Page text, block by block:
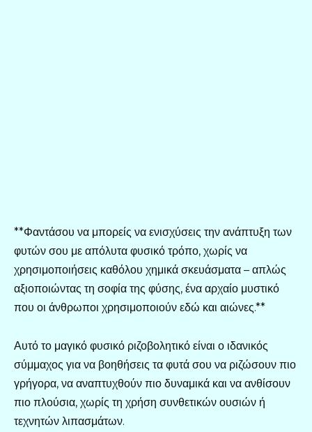
**Φαντάσου να μπορείς να ενισχύσεις την ανάπτυξη των
φυτών σου με απόλυτα φυσικό τρόπο, χωρίς να
χρησιμοποιήσεις καθόλου χημικά σκευάσματα – απλώς
αξιοποιώντας τη σοφία της φύσης, ένα αρχαίο μυστικό
που οι άνθρωποι χρησιμοποιούν εδώ και αιώνες.**
Αυτό το μαγικό φυσικό ριζοβολητικό είναι ο ιδανικός
σύμμαχος για να βοηθήσεις τα φυτά σου να ριζώσουν πιο
γρήγορα, να αναπτυχθούν πιο δυναμικά και να ανθίσουν
πιο πλούσια, χωρίς τη χρήση συνθετικών ουσιών ή
τεχνητών λιπασμάτων.